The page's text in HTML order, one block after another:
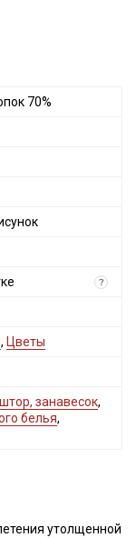
70%
?
, Цветы
занавесок,
белья,
утолщенной